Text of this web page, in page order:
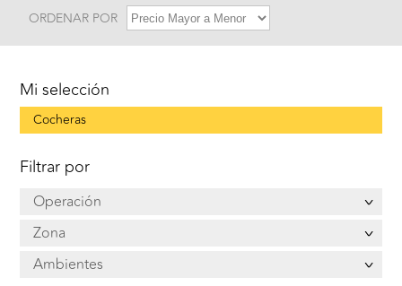
ORDENAR POR
Mi selección
Cocheras
Filtrar por
Operación
Zona
Ambientes